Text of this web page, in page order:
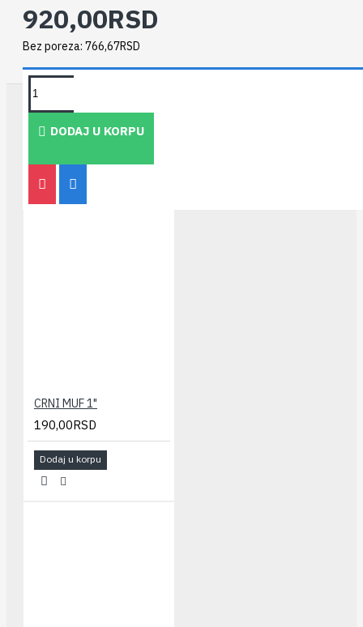
920,00RSD
Bez poreza: 766,67RSD
DODAJ U KORPU
TAKOĐE PREPORUČUJEMO
CRNI MUF 1"
190,00RSD
Dodaj u korpu